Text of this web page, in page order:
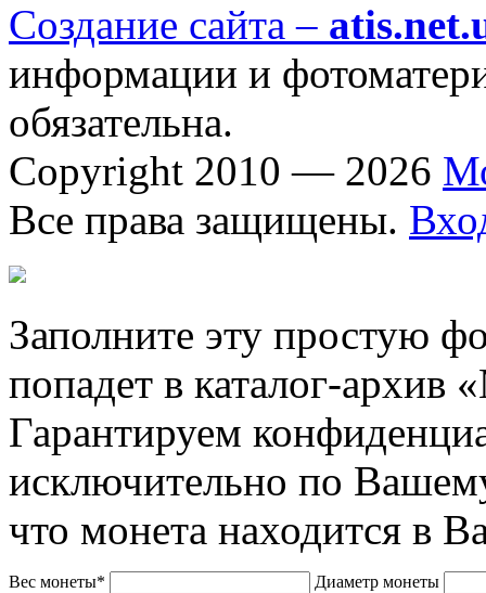
Создание сайта –
информации и
обязательна.
Copyright 2010 — 2026
Все права защищены.
Заполните эту простую
попадет в каталог-архив
Гарантируем
исключительно по
что монета находится в
Вес монеты* Диаметр монеты